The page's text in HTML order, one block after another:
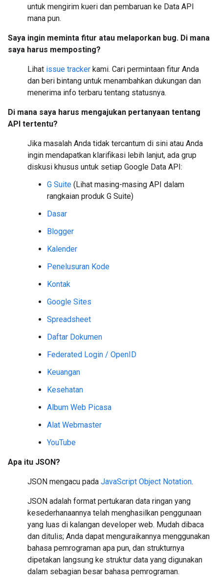
untuk mengirim kueri dan pembaruan ke Data API
mana pun.
Saya ingin meminta fitur atau melaporkan bug. Di mana
saya harus memposting?
Lihat issue tracker kami. Cari permintaan fitur Anda
dan beri bintang untuk menambahkan dukungan dan
menerima info terbaru tentang statusnya.
Di mana saya harus mengajukan pertanyaan tentang
API tertentu?
Jika masalah Anda tidak tercantum di sini atau Anda
ingin mendapatkan klarifikasi lebih lanjut, ada grup
diskusi khusus untuk setiap Google Data API:
G Suite (Lihat masing-masing API dalam
rangkaian produk G Suite)
Dasar
Blogger
Kalender
Penelusuran Kode
Kontak
Google Sites
Spreadsheet
Daftar Dokumen
Federated Login / OpenID
Keuangan
Kesehatan
Album Web Picasa
Alat Webmaster
YouTube
Apa itu JSON?
JSON mengacu pada JavaScript Object Notation.
JSON adalah format pertukaran data ringan yang
kesederhanaannya telah menghasilkan penggunaan
yang luas di kalangan developer web. Mudah dibaca
dan ditulis; Anda dapat menguraikannya menggunakan
bahasa pemrograman apa pun, dan strukturnya
dipetakan langsung ke struktur data yang digunakan
dalam sebagian besar bahasa pemrograman.